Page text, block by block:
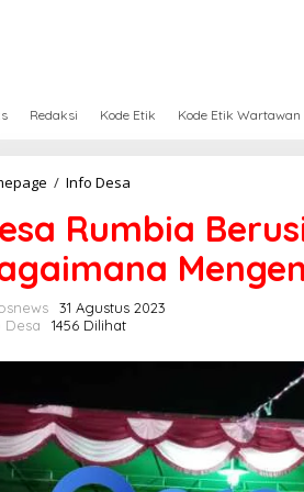
Redaksi Kode Etik Kode Etik Wartawan
/ Info Desa
s
a
R
u
m
a
r
u
s
i
Rumbia
31 Agustus 2023
Desa
1456 Dilihat